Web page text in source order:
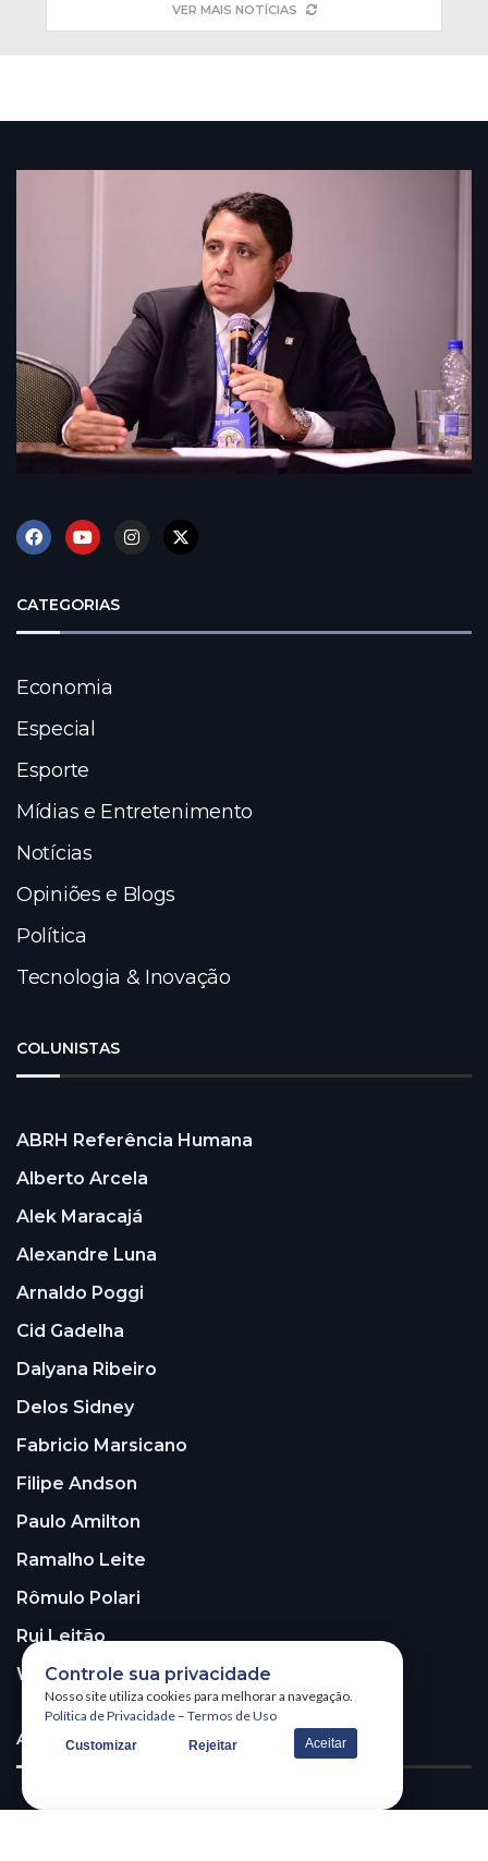
VER MAIS NOTÍCIAS
CATEGORIAS
Economia
Especial
Esporte
Mídias e Entretenimento
Notícias
Opiniões e Blogs
Política
Tecnologia & Inovação
COLUNISTAS
ABRH Referência Humana
Alberto Arcela
Alek Maracajá
Alexandre Luna
Arnaldo Poggi
Cid Gadelha
Dalyana Ribeiro
Delos Sidney
Fabricio Marsicano
Filipe Andson
Paulo Amilton
Ramalho Leite
Rômulo Polari
Rui Leitão
Walter Santos
ASSINE A NOSSA NEWSLETTER!
Controle sua privacidade
Nosso site utiliza cookies para melhorar a navegação.
Política de Privacidade – Termos de Uso
Customizar Rejeitar Aceitar